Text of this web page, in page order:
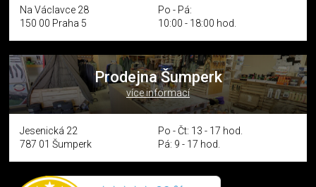
Na Václavce 28
150 00 Praha 5
Po - Pá:
10:00 - 18:00 hod.
Prodejna Šumperk
více informací
Jesenická 22
787 01 Šumperk
Po - Čt: 13 - 17 hod.
Pá: 9 - 17 hod.